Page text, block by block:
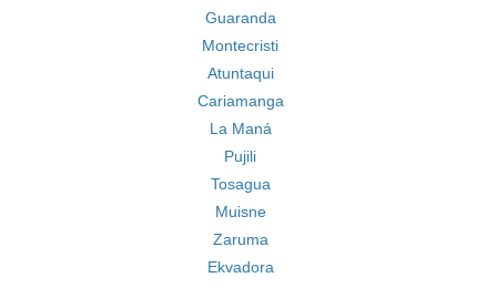
Guaranda
Montecristi
Atuntaqui
Cariamanga
La Maná
Pujili
Tosagua
Muisne
Zaruma
Ekvadora